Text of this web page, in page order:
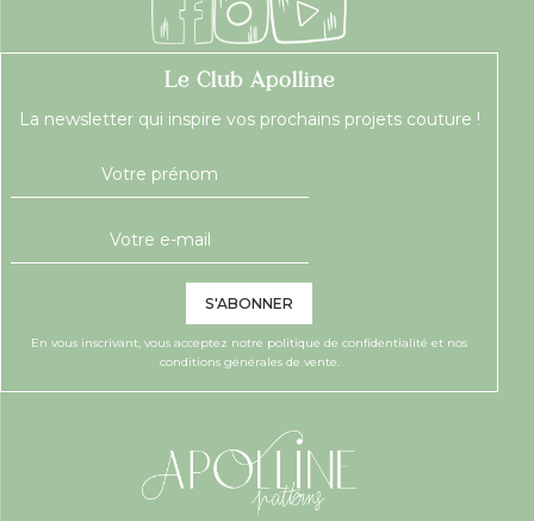
Le Club Apolline
La newsletter qui inspire vos prochains projets couture !
S'ABONNER
En vous inscrivant, vous acceptez notre politique de confidentialité et nos
conditions générales de vente.